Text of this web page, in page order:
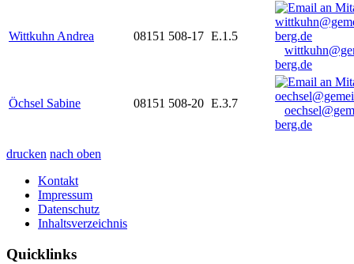
Wittkuhn Andrea 08151 508-17 E.1.5
berg.de
Öchsel Sabine 08151 508-20 E.3.7
berg.de
drucken nach oben
Kontakt
Impressum
Datenschutz
Inhaltsverzeichnis
Quicklinks